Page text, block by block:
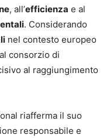
, all’efficienza e al
. Considerando
nel contesto europeo
consorzio di
al raggiungimento
riafferma il suo
responsabile e